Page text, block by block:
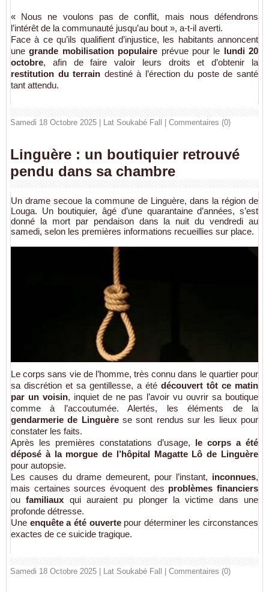
« Nous ne voulons pas de conflit, mais nous défendrons
l’intérêt de la communauté jusqu’au bout », a-t-il averti.
Face à ce qu’ils qualifient d’injustice, les habitants annoncent
unegrande mobilisation populaire prévue pour le lundi 20
octobre, afin de faire valoir leurs droits et d’obtenir la
restitution du terrain destiné à l’érection du poste de santé
tant attendu.
Samedi 18 Octobre 2025 | Lat Soukabé Fall Commentaires (0)
Linguère : un boutiquier retrouvé
pendu dans sa chambre
Un drame secoue la commune de Linguère, dans la région de
Louga. Un boutiquier, âgé d’une quarantaine d’années, s’est
donné la mort par pendaison dans la nuit du vendredi au
samedi, selon les premières informations recueillies sur place.
Le corps sans vie de l’homme, très connu dans le quartier pour
sa discrétion et sa gentillesse, a été découvert tôt ce matin
par un voisin, inquiet de ne pas l’avoir vu ouvrir sa boutique
comme à l’accoutumée. Alertés, les éléments de la
gendarmerie de Linguèrese sont rendus sur les lieux pour
constater les faits.
Après les premières constatations d’usage, le corps a été
déposé à la morgue de l’hôpital Magatte Lô de Linguère
pour autopsie.
Les causes du drame demeurent, pour l’instant, inconnues,
mais certaines sources évoquent des problèmes financiers
oufamiliaux qui auraient pu plonger la victime dans une
profonde détresse.
Une enquête a été ouvertepour déterminer les circonstances
exactes de ce suicide tragique.
Samedi 18 Octobre 2025 | Lat Soukabé Fall Commentaires (0)